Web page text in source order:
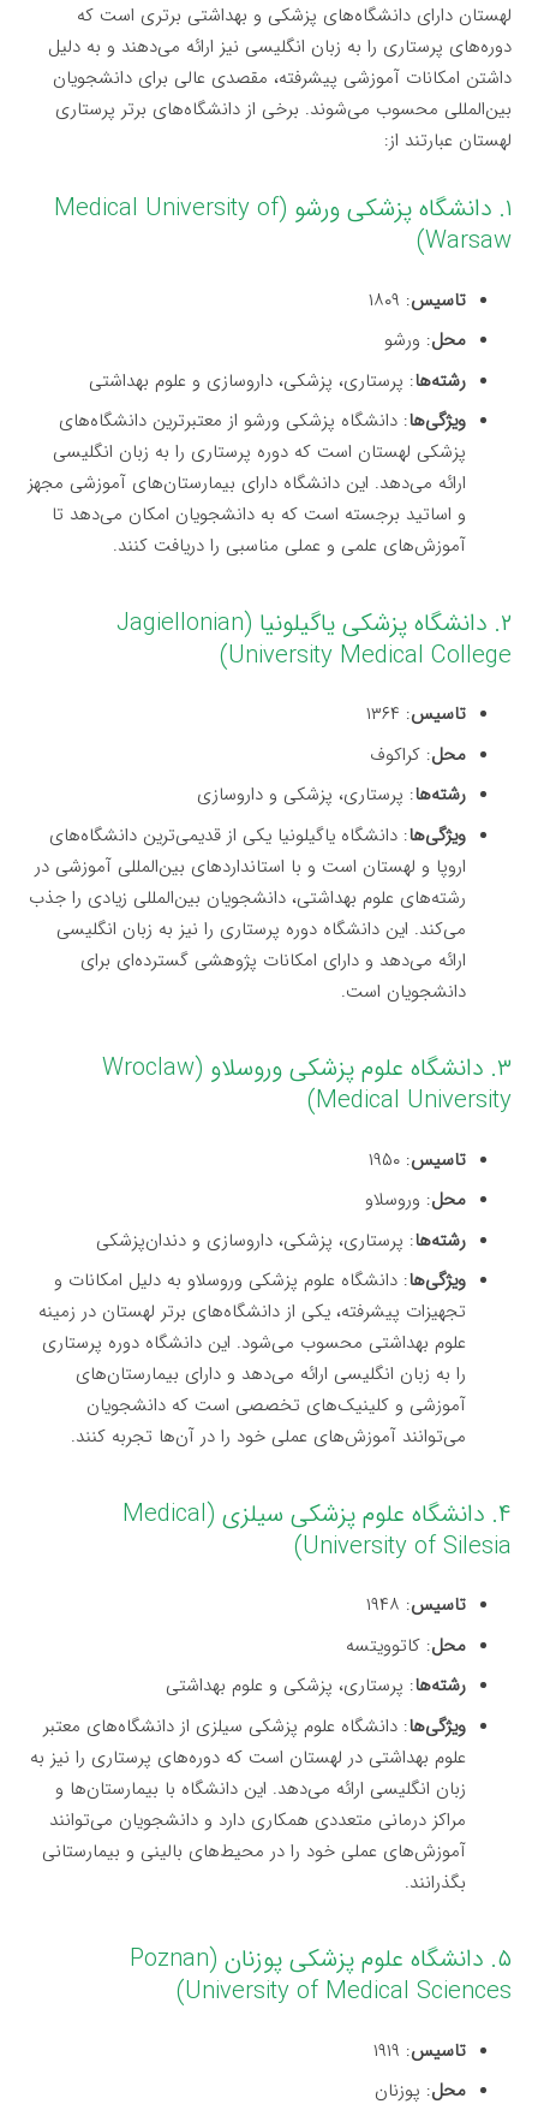
لهستان دارای دانشگاه‌های پزشکی و بهداشتی برتری است که
دوره‌های پرستاری را به زبان انگلیسی نیز ارائه می‌دهند و به دلیل
داشتن امکانات آموزشی پیشرفته، مقصدی عالی برای دانشجویان
بین‌المللی محسوب می‌شوند. برخی از دانشگاه‌های برتر پرستاری
لهستان عبارتند از:
۱. دانشگاه پزشکی ورشو (Medical University of
Warsaw)
تاسیس: ۱۸۰۹
محل: ورشو
رشته‌ها: پرستاری، پزشکی، داروسازی و علوم بهداشتی
ویژگی‌ها: دانشگاه پزشکی ورشو از معتبرترین دانشگاه‌های
پزشکی لهستان است که دوره پرستاری را به زبان انگلیسی
ارائه می‌دهد. این دانشگاه دارای بیمارستان‌های آموزشی مجهز
و اساتید برجسته است که به دانشجویان امکان می‌دهد تا
آموزش‌های علمی و عملی مناسبی را دریافت کنند.
۲. دانشگاه پزشکی یاگیلونیا (Jagiellonian
University Medical College)
تاسیس: ۱۳۶۴
محل: کراکوف
رشته‌ها: پرستاری، پزشکی و داروسازی
ویژگی‌ها: دانشگاه یاگیلونیا یکی از قدیمی‌ترین دانشگاه‌های
اروپا و لهستان است و با استانداردهای بین‌المللی آموزشی در
رشته‌های علوم بهداشتی، دانشجویان بین‌المللی زیادی را جذب
می‌کند. این دانشگاه دوره پرستاری را نیز به زبان انگلیسی
ارائه می‌دهد و دارای امکانات پژوهشی گسترده‌ای برای
دانشجویان است.
۳. دانشگاه علوم پزشکی وروسلاو (Wroclaw
Medical University)
تاسیس: ۱۹۵۰
محل: وروسلاو
رشته‌ها: پرستاری، پزشکی، داروسازی و دندان‌پزشکی
ویژگی‌ها: دانشگاه علوم پزشکی وروسلاو به دلیل امکانات و
تجهیزات پیشرفته، یکی از دانشگاه‌های برتر لهستان در زمینه
علوم بهداشتی محسوب می‌شود. این دانشگاه دوره پرستاری
را به زبان انگلیسی ارائه می‌دهد و دارای بیمارستان‌های
آموزشی و کلینیک‌های تخصصی است که دانشجویان
می‌توانند آموزش‌های عملی خود را در آن‌ها تجربه کنند.
۴. دانشگاه علوم پزشکی سیلزی (Medical
University of Silesia)
تاسیس: ۱۹۴۸
محل: کاتوویتسه
رشته‌ها: پرستاری، پزشکی و علوم بهداشتی
ویژگی‌ها: دانشگاه علوم پزشکی سیلزی از دانشگاه‌های معتبر
علوم بهداشتی در لهستان است که دوره‌های پرستاری را نیز به
زبان انگلیسی ارائه می‌دهد. این دانشگاه با بیمارستان‌ها و
مراکز درمانی متعددی همکاری دارد و دانشجویان می‌توانند
آموزش‌های عملی خود را در محیط‌های بالینی و بیمارستانی
بگذرانند.
۵. دانشگاه علوم پزشکی پوزنان (Poznan
University of Medical Sciences)
تاسیس: ۱۹۱۹
محل: پوزنان